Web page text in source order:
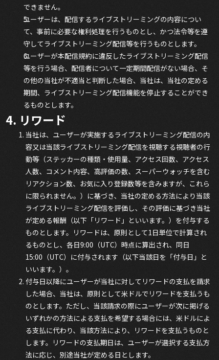
できません。
ユーザーは、配信するライブストリーミングの内容につい
て、事前に必要な権利処理を行うものとし、かつ法令等を遵
守してライブストリーミング配信等を行うものとします。
ユーザーが本配信規約に違反したライブストリーミング配信
等を行う場合、配信者について一定期間配信がない場合、そ
の他の当社が不適当と判断した場合、当社は、当社の定める
期間、ライブストリーミング配信機能を停止することができ
るものとします。
4. リワード
当社は、ユーザーが実施するライブストリーミング配信の内
容又は当該ライブストリーミング配信を視聴する視聴者の行
動等（ステッカーの種類・使用量、アクセス回数、アクセス
人数、コメント内容、高評価の数、スーパーウォッチを含む
リアクション数、お気に入り登録数等を含みますが、これら
に限られません。）に基づき、当社の定める方法により当該
ライブストリーミング配信を評価し、その評価に基づき当社
が定める報酬（以下「リワード」といいます。）を付与する
ものとします。リワードは、原則として1日単位で計算され
るものとし、各日9:00（UTC）時点に算出され、同日
15:00（UTC）に付与されます（以下当該日を「付与日」と
いいます。）。
付与日以降にユーザーが当社に対してリワードの支払を請求
した場合、当社は、原則として米ドルでリワードを支払うも
のとします。ただし、当該請求の際にユーザーが次に掲げる
いずれかの方法による支払を希望する場合には、米ドルによ
る支払に代わり、当該方法により、リワードを支払うものと
します。リワードの支払期日は、ユーザーが選択する支払方
法に応じ、別途当社が定める日とします。